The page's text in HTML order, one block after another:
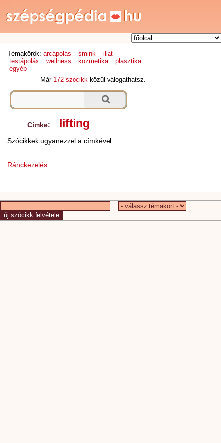
Témakörök: arcápolás smink
illat
testápolás
wellness kozmetika
plasztika
egyéb
Már 172 szócikk közül válogathatsz.
Címke: lifting
Szócikkek ugyanezzel a címkével:
Ránckezelés